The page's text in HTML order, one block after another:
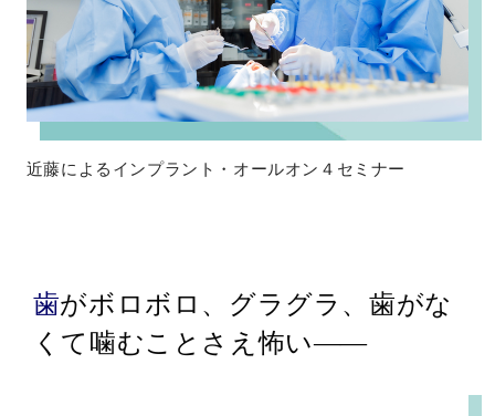
近藤によるインプラント・オールオン４セミナー
歯がボロボロ、グラグラ、歯がな
くて噛むことさえ怖い――